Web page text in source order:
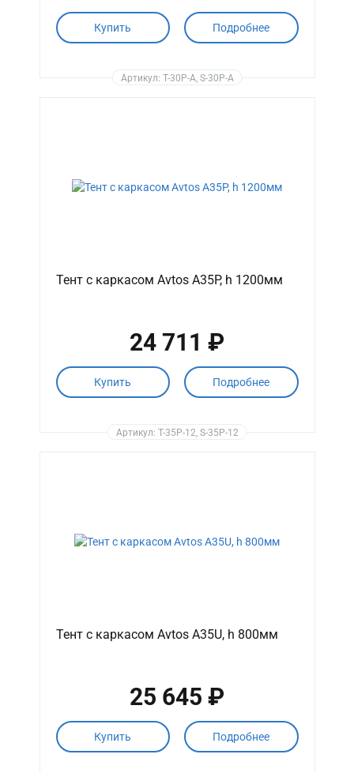
Купить Подробнее
Артикул: T-30P-A, S-30P-A
Тент с каркасом Avtos A35P, h 1200мм
24 711 ₽
Купить Подробнее
Артикул: T-35P-12, S-35P-12
Тент с каркасом Avtos A35U, h 800мм
25 645 ₽
Купить Подробнее